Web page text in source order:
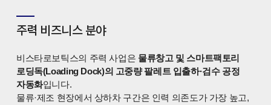
주력 비즈니스 분야
비스타로보틱스의 주력 사업은 물류창고 및 스마트팩토리
로딩독(Loading Dock)의 고중량 팔레트 입출하·검수 공정
자동화입니다.
물류·제조 현장에서 상하차 구간은 인력 의존도가 가장 높고,